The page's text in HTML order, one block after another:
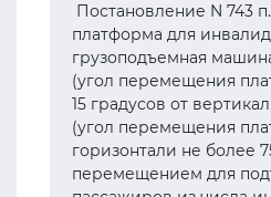
Постановление N 743
платформа для
грузоподъемная
(угол перемещения
15 градусов от
(угол перемещения
горизонтали не более
перемещением для